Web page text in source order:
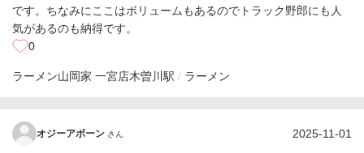
です。ちなみにここはボリュームもあるのでトラック野郎にも人
気があるのも納得です。
0
ラーメン山岡家 一宮店木曽川駅 ラーメン
オジーアボーン さん 2025-11-01